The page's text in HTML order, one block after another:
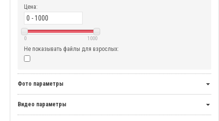
Цена:
0 1000
Не показывать файлы для взрослых:
Фото параметры
Видео параметры